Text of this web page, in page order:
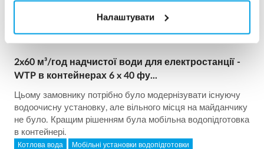
Налаштувати
2x60 м³/год надчистої води для електростанції -
WTP в контейнерах 6 x 40 фу...
Цьому замовнику потрібно було модернізувати існуючу
водоочисну установку, але вільного місця на майданчику
не було. Кращим рішенням була мобільна водопідготовка
в контейнері.
Котлова вода Мобільні установки водопідготовки